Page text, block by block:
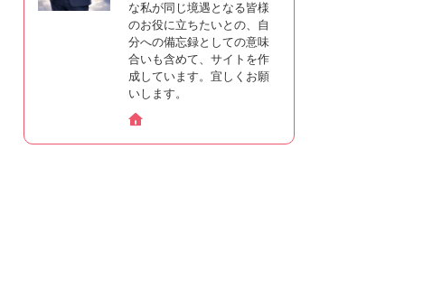
な私が同じ境遇となる皆様
のお役に立ちたいとの、自
分への備忘録としての意味
合いも含めて、サイトを作
成しています。宜しくお願
いします。